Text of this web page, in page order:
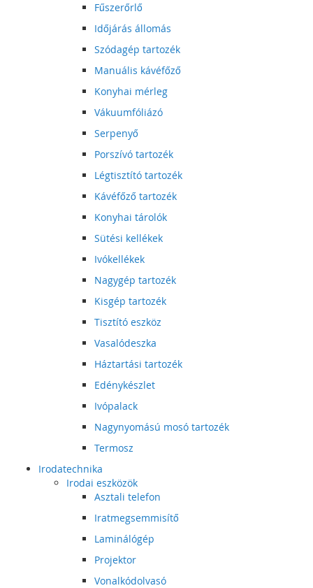
Fűszerőrlő
Időjárás állomás
Szódagép tartozék
Manuális kávéfőző
Konyhai mérleg
Vákuumfóliázó
Serpenyő
Porszívó tartozék
Légtisztító tartozék
Kávéfőző tartozék
Konyhai tárolók
Sütési kellékek
Ivókellékek
Nagygép tartozék
Kisgép tartozék
Tisztító eszköz
Vasalódeszka
Háztartási tartozék
Edénykészlet
Ivópalack
Nagynyomású mosó tartozék
Termosz
Irodatechnika
Irodai eszközök
Asztali telefon
Iratmegsemmisítő
Laminálógép
Projektor
Vonalkódolvasó